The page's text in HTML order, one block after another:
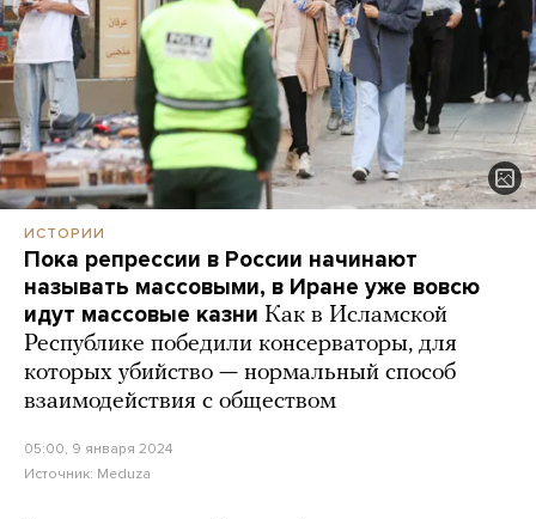
ИСТОРИИ
Пока репрессии в России начинают
называть массовыми, в Иране уже вовсю
идут массовые казни Как в Исламской
Республике победили консерваторы, для
которых убийство — нормальный способ
взаимодействия с обществом
05:00, 9 января 2024
Источник: Meduza